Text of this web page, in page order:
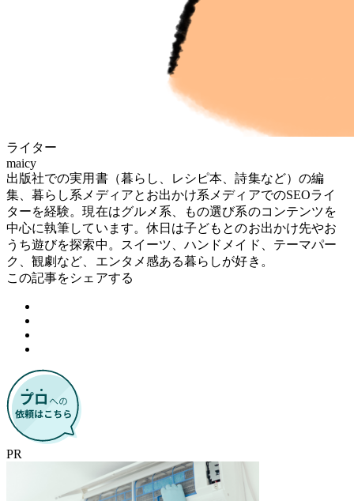
ライター
maicy
出版社での実用書（暮らし、レシピ本、詩集など）の編
集、暮らし系メディアとお出かけ系メディアでのSEOライ
ターを経験。現在はグルメ系、もの選び系のコンテンツを
中心に執筆しています。休日は子どもとのお出かけ先やお
うち遊びを探索中。スイーツ、ハンドメイド、テーマパー
ク、観劇など、エンタメ感ある暮らしが好き。
この記事をシェアする
PR